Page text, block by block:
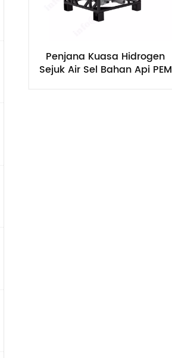
Penjana Kuasa Hidrogen
Sejuk Air Sel Bahan Api PEM